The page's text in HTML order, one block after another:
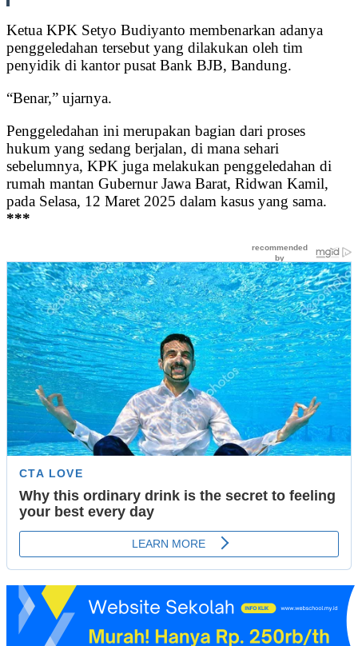
Ketua KPK Setyo Budiyanto membenarkan adanya
penggeledahan tersebut yang dilakukan oleh tim
penyidik di kantor pusat Bank BJB, Bandung.
“Benar,” ujarnya.
Penggeledahan ini merupakan bagian dari proses
hukum yang sedang berjalan, di mana sehari
sebelumnya, KPK juga melakukan penggeledahan di
rumah mantan Gubernur Jawa Barat, Ridwan Kamil,
pada Selasa, 12 Maret 2025 dalam kasus yang sama.
***